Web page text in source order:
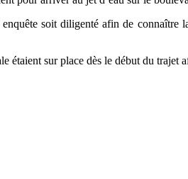
soit diligenté afin de
sur place dès le début du trajet